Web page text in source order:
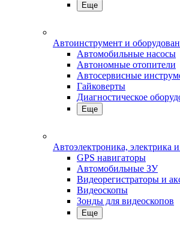
Еще
Автоинструмент и
Автомобильные насосы
Автономные отопители
Автосервисные
Гайковерты
Диагностическое
Еще
Автоэлектроника, электрика
GPS навигаторы
Автомобильные ЗУ
Видеорегистраторы и
Видеоскопы
Зонды для видеоскопов
Еще